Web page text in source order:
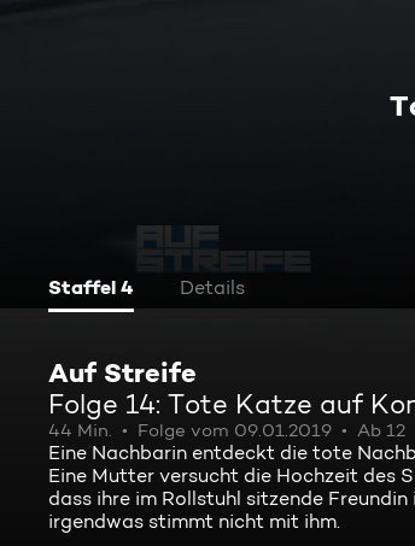
Staffel 4 Details
Auf Streife
Folge 14: Tote Katze auf
44 Min. Folge vom 09.01.2019 Ab 12
Eine Nachbarin entdeckt die tote
Eine Mutter versucht die Hochzeit des
dass ihre im Rollstuhl sitzende
irgendwas stimmt nicht mit ihm.